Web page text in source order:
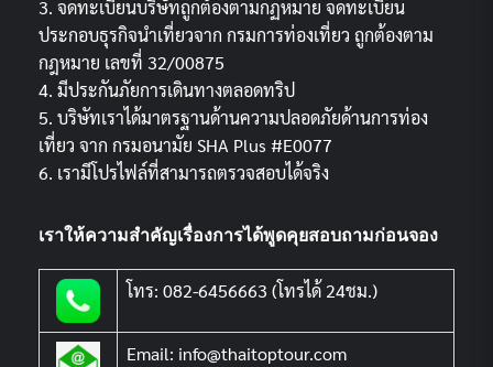
3. จดทะเบียนบริษัทถูกต้องตามกฏหมาย จดทะเบียน
ประกอบธุรกิจนำเที่ยวจาก กรมการท่องเที่ยว ถูกต้องตาม
กฎหมาย เลขที่ 32/00875
4. มีประกันภัยการเดินทางตลอดทริป
5. บริษัทเราได้มาตรฐานด้านความปลอดภัยด้านการท่อง
เที่ยว จาก กรมอนามัย SHA Plus #E0077
6. เรามีโปรไฟล์ที่สามารถตรวจสอบได้จริง
เราให้ความสำคัญเรื่องการได้พูดคุยสอบถามก่อนจอง
โทร: 082-6456663 (โทรได้ 24ชม.)
Email: info@thaitoptour.com